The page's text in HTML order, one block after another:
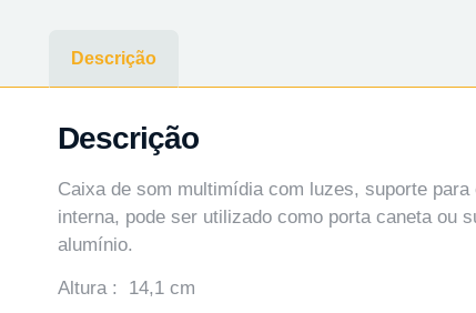
Descrição
Descrição
Caixa de som multimídia com luzes, suporte
interna, pode ser utilizado como porta caneta ou
alumínio.
Altura : 14,1 cm